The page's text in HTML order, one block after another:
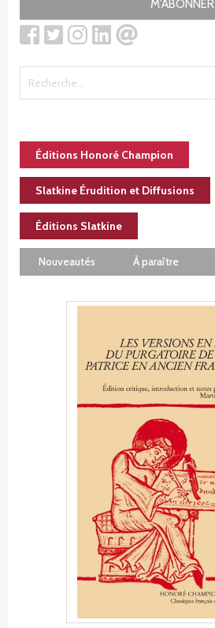
M'ABONNER
Éditions Honoré Champion
Slatkine Érudition et Diffusions
Éditions Slatkine
Nouveautés À paraître